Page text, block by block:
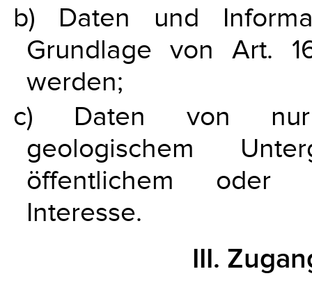
b) Daten und
Grundlage von Art.
werden;
c) Daten von nur
geologischem
öffentlichem oder
Interesse.
III.